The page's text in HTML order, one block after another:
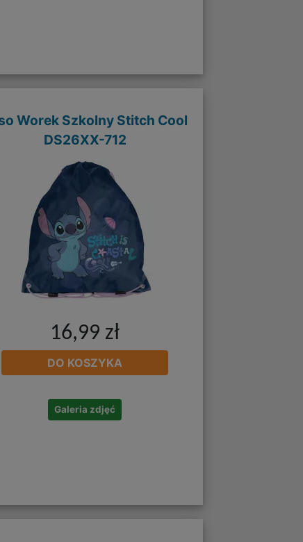
Worek Szkolny Stitch Cool
DS26XX-712
16,99 zł
DO KOSZYKA
Galeria zdjęć